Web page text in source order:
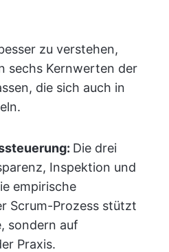
zu verstehen,
sechs Kernwerten der
die sich auch in
Die drei
Inspektion und
empirische
Scrum-Prozess stützt
sondern auf
Praxis.